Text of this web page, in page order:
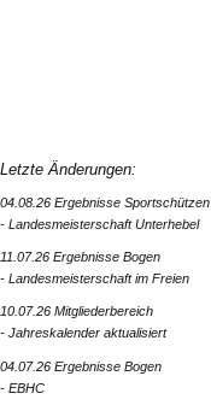
Letzte Änderungen:
04.08.26 Ergebnisse Sportschützen
- Landesmeisterschaft Unterhebel
11.07.26 Ergebnisse Bogen
- Landesmeisterschaft im Freien
10.07.26 Mitgliederbereich
- Jahreskalender aktualisiert
04.07.26 Ergebnisse Bogen
- EBHC